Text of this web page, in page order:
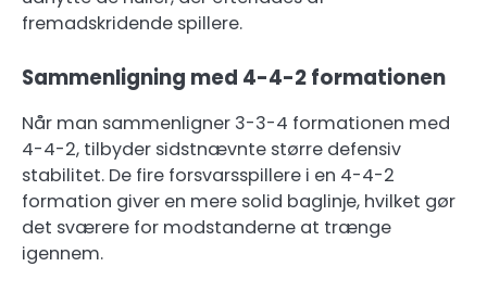
fremadskridende spillere.
Sammenligning med 4-4-2 formationen
Når man sammenligner 3-3-4 formationen med
4-4-2, tilbyder sidstnævnte større defensiv
stabilitet. De fire forsvarsspillere i en 4-4-2
formation giver en mere solid baglinje, hvilket gør
det sværere for modstanderne at trænge
igennem.